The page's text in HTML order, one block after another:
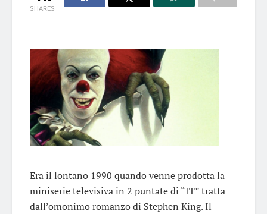
SHARES
Era il lontano 1990 quando venne prodotta la
miniserie televisiva in 2 puntate di “IT” tratta
dall’omonimo romanzo di Stephen King. Il